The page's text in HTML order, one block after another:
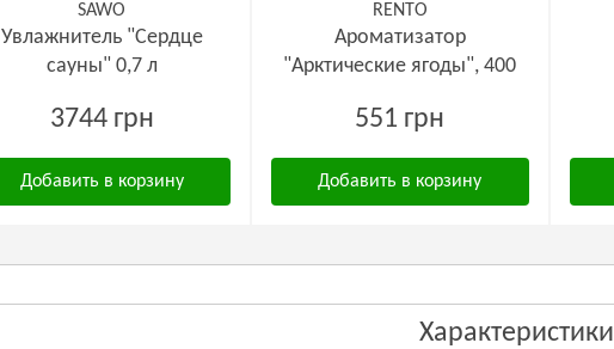
SAWO
Увлажнитель "Сердце
сауны" 0,7 л
3744 грн
Добавить в корзину
RENTO
Ароматизатор
"Арктические ягоды", 400
551 грн
Добавить в корзину
Характеристики